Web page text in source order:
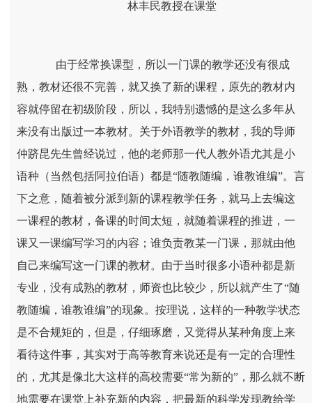
林丰民教授在课堂
由于经常换课型，所以一门课的教学还没有很成
熟，教材还很不完善，就又换了新的课程，原先的教材内
容就停留在初级阶段，所以，我特别遗憾的是这么多年从
来没有出版过一本教材。关于外语教学的教材，我的导师
仲跻昆先生曾经说过，他的老师那一代人教外语尤其是小
语种（当然包括阿拉伯语）都是“随教随编，谁教谁编”。言
下之意，随着被分派到新的课程教学任务，就马上去编这
一课程的教材，备课的时间太短，就随着课程的推进，一
课又一课编写学习的内容；谁负责教某一门课，那就由他
自己来编写这一门课的教材。由于当时很多小语种都是新
专业，没有成熟的教材，师资也比较少，所以就产生了“随
教随编，谁教谁编”的现象。按理说，这样的一种教学状态
是不合规矩的，但是，仔细琢磨，又觉得从某种角度上来
看待这件事，其实对于高等教育来说还是有一定的合理性
的，尤其是像北大这样的高校需要“常为新的”，那么就不断
地需要在课堂上补充新的内容，把最新的科学发现教给学